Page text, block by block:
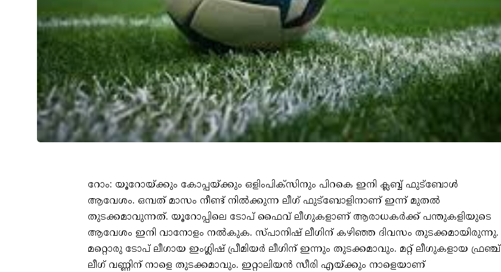
റോം: യൂറോയ്ക്കും കോപ്പയ്ക്കും ഒളിംപിക്‌സിനും പിറകെ ഇനി ക്ലബ്ബ് ഫുട്‌ബോള്‍
ആവേശം. ഒമ്പത് മാസം നീണ്ട് നില്‍ക്കുന്ന ലീഗ് ഫുട്‌ബോളിനാണ് ഇന്ന് മുതല്‍
തുടക്കമാവുന്നത്. യൂറോപ്പിലെ ടോപ് ഫൈവ് ലീഗുകളാണ് ആരാധകര്‍ക്ക് പന്തുകളിയുടെ
ആവേശം ഇനി വാനോളം നല്‍കുക. സ്പാനിഷ് ലീഗിന് കഴിഞ്ഞ ദിവസം തുടക്കമായിരുന്നു.
മറ്റൊരു ടോപ് ലീഗായ ഇംഗ്ലിഷ് പ്രീമിയര്‍ ലീഗിന് ഇന്നും തുടക്കമാവും. മറ്റ് ലീഗുകളായ ഫ്രഞ്ച്
ലീഗ് വണ്ണിന് നാളെ തുടക്കമാവും. ഇറ്റാലിയന്‍ സീരി എയ്ക്കും നാളെയാണ്